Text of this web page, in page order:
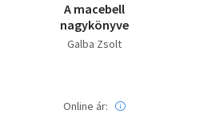
A macebell
nagykönyve
Galba Zsolt
Online ár: